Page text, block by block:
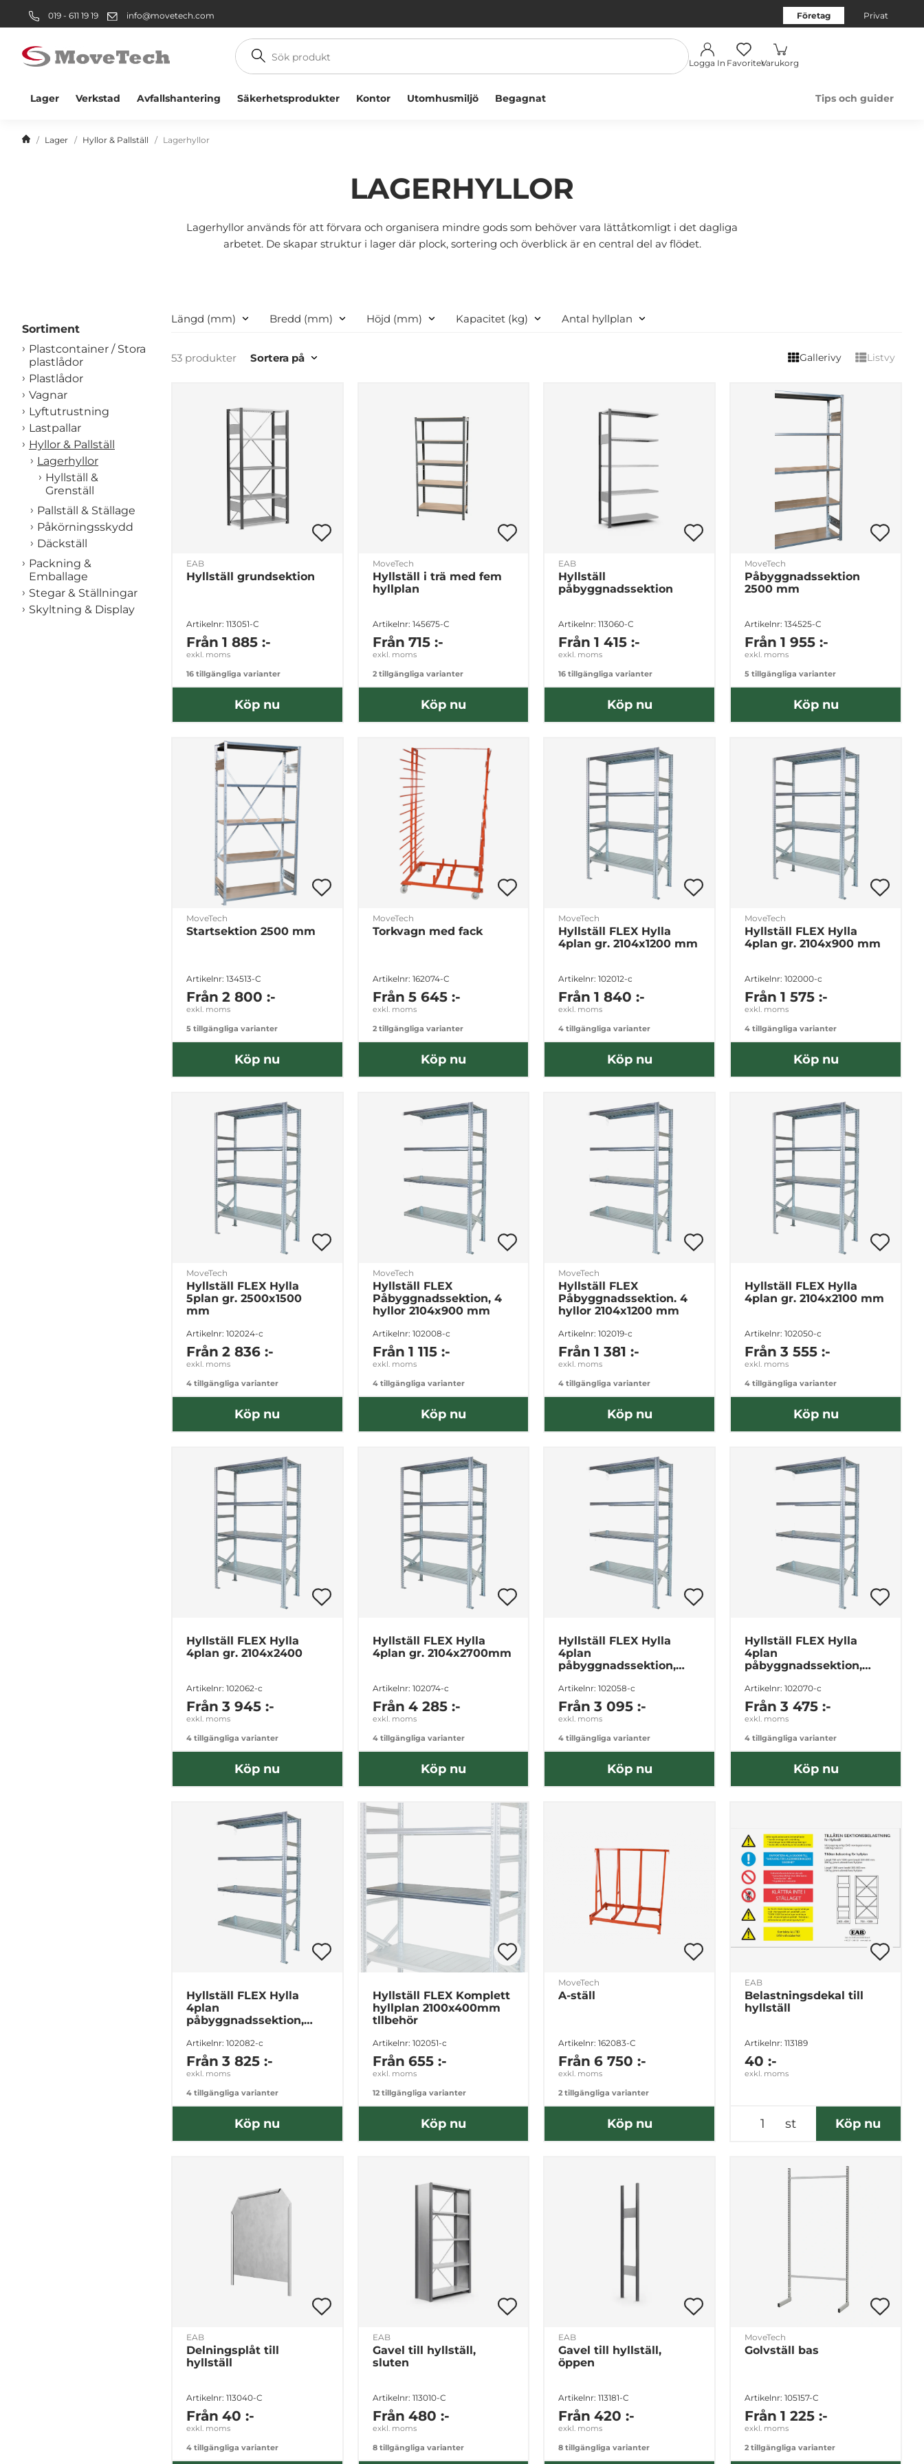
019 - 611 19 19 info@movetech.com Företag Privat
Sök
produkt
Logga In FavoriterVarukorg
Lager Verkstad Avfallshantering Säkerhetsprodukter Kontor Utomhusmiljö Begagnat Tips och guider
Lager Hyllor & Pallställ Lagerhyllor
LAGERHYLLOR
Lagerhyllor används för att förvara och organisera mindre gods som behöver vara lättåtkomligt i det dagliga
arbetet. De skapar struktur i lager där plock, sortering och överblick är en central del av flödet.
Sortiment
Plastcontainer / Stora
plastlådor
Plastlådor
Vagnar
Lyftutrustning
Lastpallar
Hyllor & Pallställ
Lagerhyllor
Hyllställ &
Grenställ
Pallställ & Ställage
Påkörningsskydd
Däckställ
Packning &
Emballage
Stegar & Ställningar
Skyltning & Display
Längd (mm) Bredd (mm) Höjd (mm) Kapacitet (kg) Antal hyllplan
53 produkter Sortera på Gallerivy Listvy
EAB
Hyllställ grundsektion
Artikelnr: 113051-C
Från 1 885 :-
exkl. moms
16 tillgängliga varianter
Köp nu
MoveTech
Hyllställ i trä med fem
hyllplan
Artikelnr: 145675-C
Från 715 :-
exkl. moms
2 tillgängliga varianter
Köp nu
EAB
Hyllställ
påbyggnadssektion
Artikelnr: 113060-C
Från 1 415 :-
exkl. moms
16 tillgängliga varianter
Köp nu
MoveTech
Påbyggnadssektion
2500 mm
Artikelnr: 134525-C
Från 1 955 :-
exkl. moms
5 tillgängliga varianter
Köp nu
MoveTech
Startsektion 2500 mm
Artikelnr: 134513-C
Från 2 800 :-
exkl. moms
5 tillgängliga varianter
Köp nu
MoveTech
Torkvagn med fack
Artikelnr: 162074-C
Från 5 645 :-
exkl. moms
2 tillgängliga varianter
Köp nu
MoveTech
Hyllställ FLEX Hylla
4plan gr. 2104x1200 mm
Artikelnr: 102012-c
Från 1 840 :-
exkl. moms
4 tillgängliga varianter
Köp nu
MoveTech
Hyllställ FLEX Hylla
4plan gr. 2104x900 mm
Artikelnr: 102000-c
Från 1 575 :-
exkl. moms
4 tillgängliga varianter
Köp nu
MoveTech
Hyllställ FLEX Hylla
5plan gr. 2500x1500
mm
Artikelnr: 102024-c
Från 2 836 :-
exkl. moms
4 tillgängliga varianter
Köp nu
MoveTech
Hyllställ FLEX
Påbyggnadssektion, 4
hyllor 2104x900 mm
Artikelnr: 102008-c
Från 1 115 :-
exkl. moms
4 tillgängliga varianter
Köp nu
MoveTech
Hyllställ FLEX
Påbyggnadssektion. 4
hyllor 2104x1200 mm
Artikelnr: 102019-c
Från 1 381 :-
exkl. moms
4 tillgängliga varianter
Köp nu
Hyllställ FLEX Hylla
4plan gr. 2104x2100 mm
Artikelnr: 102050-c
Från 3 555 :-
exkl. moms
4 tillgängliga varianter
Köp nu
Hyllställ FLEX Hylla
4plan gr. 2104x2400
Artikelnr: 102062-c
Från 3 945 :-
exkl. moms
4 tillgängliga varianter
Köp nu
Hyllställ FLEX Hylla
4plan gr. 2104x2700mm
Artikelnr: 102074-c
Från 4 285 :-
exkl. moms
4 tillgängliga varianter
Köp nu
Hyllställ FLEX Hylla
4plan
påbyggnadssektion,
Artikelnr: 102058-c
Från 3 095 :-
exkl. moms
4 tillgängliga varianter
Köp nu
Hyllställ FLEX Hylla
4plan
påbyggnadssektion,
Artikelnr: 102070-c
Från 3 475 :-
exkl. moms
4 tillgängliga varianter
Köp nu
Hyllställ FLEX Hylla
4plan
påbyggnadssektion,
Artikelnr: 102082-c
Från 3 825 :-
exkl. moms
4 tillgängliga varianter
Köp nu
Hyllställ FLEX Komplett
hyllplan 2100x400mm
tllbehör
Artikelnr: 102051-c
Från 655 :-
exkl. moms
12 tillgängliga varianter
Köp nu
MoveTech
A-ställ
Artikelnr: 162083-C
Från 6 750 :-
exkl. moms
2 tillgängliga varianter
Köp nu
EAB
Belastningsdekal till
hyllställ
Artikelnr: 113189
40 :-
exkl. moms
st Köp nu
EAB
Delningsplåt till
hyllställ
Artikelnr: 113040-C
Från 40 :-
exkl. moms
4 tillgängliga varianter
EAB
Gavel till hyllställ,
sluten
Artikelnr: 113010-C
Från 480 :-
exkl. moms
8 tillgängliga varianter
EAB
Gavel till hyllställ,
öppen
Artikelnr: 113181-C
Från 420 :-
exkl. moms
8 tillgängliga varianter
MoveTech
Golvställ bas
Artikelnr: 105157-C
Från 1 225 :-
exkl. moms
2 tillgängliga varianter
Välkommen! Välj hur du vill handla:
Privat